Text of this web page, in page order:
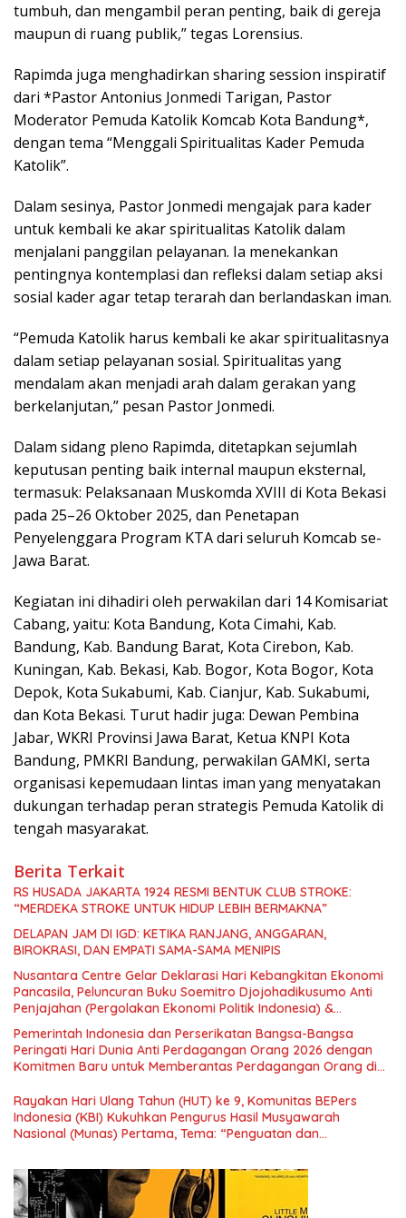
tumbuh, dan mengambil peran penting, baik di gereja
maupun di ruang publik,” tegas Lorensius.
Rapimda juga menghadirkan sharing session inspiratif
dari *Pastor Antonius Jonmedi Tarigan, Pastor
Moderator Pemuda Katolik Komcab Kota Bandung*,
dengan tema “Menggali Spiritualitas Kader Pemuda
Katolik”.
Dalam sesinya, Pastor Jonmedi mengajak para kader
untuk kembali ke akar spiritualitas Katolik dalam
menjalani panggilan pelayanan. Ia menekankan
pentingnya kontemplasi dan refleksi dalam setiap aksi
sosial kader agar tetap terarah dan berlandaskan iman.
“Pemuda Katolik harus kembali ke akar spiritualitasnya
dalam setiap pelayanan sosial. Spiritualitas yang
mendalam akan menjadi arah dalam gerakan yang
berkelanjutan,” pesan Pastor Jonmedi.
Dalam sidang pleno Rapimda, ditetapkan sejumlah
keputusan penting baik internal maupun eksternal,
termasuk: Pelaksanaan Muskomda XVIII di Kota Bekasi
pada 25–26 Oktober 2025, dan Penetapan
Penyelenggara Program KTA dari seluruh Komcab se-
Jawa Barat.
Kegiatan ini dihadiri oleh perwakilan dari 14 Komisariat
Cabang, yaitu: Kota Bandung, Kota Cimahi, Kab.
Bandung, Kab. Bandung Barat, Kota Cirebon, Kab.
Kuningan, Kab. Bekasi, Kab. Bogor, Kota Bogor, Kota
Depok, Kota Sukabumi, Kab. Cianjur, Kab. Sukabumi,
dan Kota Bekasi. Turut hadir juga: Dewan Pembina
Jabar, WKRI Provinsi Jawa Barat, Ketua KNPI Kota
Bandung, PMKRI Bandung, perwakilan GAMKI, serta
organisasi kepemudaan lintas iman yang menyatakan
dukungan terhadap peran strategis Pemuda Katolik di
tengah masyarakat.
Berita Terkait
RS HUSADA JAKARTA 1924 RESMI BENTUK CLUB STROKE:
“MERDEKA STROKE UNTUK HIDUP LEBIH BERMAKNA”
DELAPAN JAM DI IGD: KETIKA RANJANG, ANGGARAN,
BIROKRASI, DAN EMPATI SAMA-SAMA MENIPIS
Nusantara Centre Gelar Deklarasi Hari Kebangkitan Ekonomi
Pancasila, Peluncuran Buku Soemitro Djojohadikusumo Anti
Penjajahan (Pergolakan Ekonomi Politik Indonesia) &
Simposium Nasional “Urgensi Undang-Undang Perekonomian
Nasional dan Kesejahteraan Sosial dalam Menata Bangsa
Menuju Indonesia Emas 2045”,
Pemerintah Indonesia dan Perserikatan Bangsa-Bangsa
Peringati Hari Dunia Anti Perdagangan Orang 2026 dengan
Komitmen Baru untuk Memberantas Perdagangan Orang di
Rayakan Hari Ulang Tahun (HUT) ke 9, Komunitas BEPers
Indonesia (KBI) Kukuhkan Pengurus Hasil Musyawarah
Nasional (Munas) Pertama, Tema: “Penguatan dan
Indonesia dan Mancanegara”.